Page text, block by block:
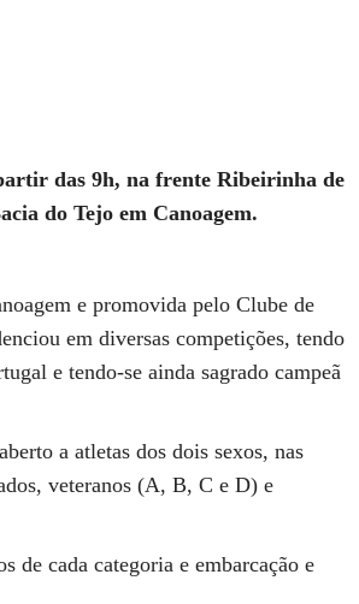
das 9h, na frente Ribeirinha de
do Tejo em Canoagem.
e promovida pelo Clube de
em diversas competições, tendo
e tendo-se ainda sagrado campeã
a atletas dos dois sexos, nas
veteranos (A, B, C e D) e
de cada categoria e embarcação e